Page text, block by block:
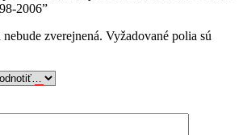
2006”
zverejnená. Vyžadované polia sú